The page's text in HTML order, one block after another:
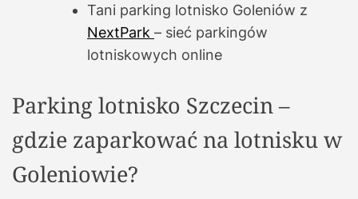
Tani parking lotnisko Goleniów z
NextPark – sieć parkingów
lotniskowych online
Parking lotnisko Szczecin –
gdzie zaparkować na lotnisku w
Goleniowie?